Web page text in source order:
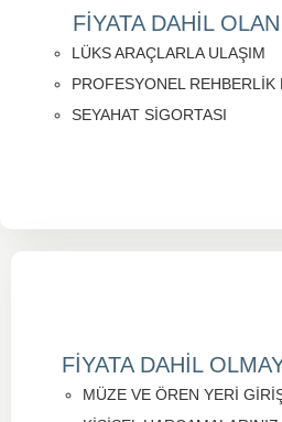
FİYATA DAHİL
LÜKS ARAÇLARLA ULAŞIM
PROFESYONEL REHBERLİK
SEYAHAT SİGORTASI
FİYATA DAHİL
MÜZE VE ÖREN YERİ